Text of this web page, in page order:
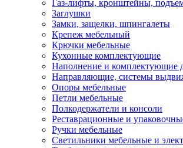
Газ-лифты, кронштейны,
Заглушки
Замки, защелки, шпингалеты
Крепеж мебельный
Крючки мебельные
Кухонные комплектующие
Наполнение и комплектующие
Направляющие, системы
Опоры мебельные
Петли мебельные
Полкодержатели и консоли
Реставрационные и
Ручки мебельные
Светильники мебельные и